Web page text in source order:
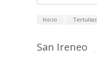
Inicio Tertulias
San Ireneo